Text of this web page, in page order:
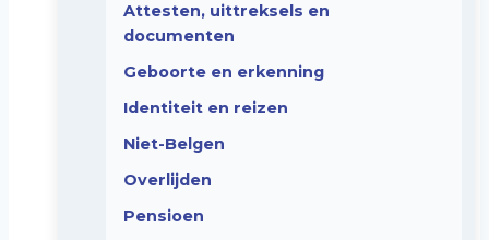
Attesten, uittreksels en
documenten
Geboorte en erkenning
Identiteit en reizen
Niet-Belgen
Overlijden
Pensioen